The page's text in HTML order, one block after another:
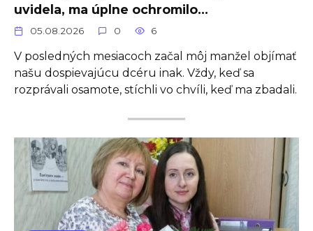
uvidela, ma úplne ochromilo…
05.08.2026 0 6
V posledných mesiacoch začal môj manžel objímať
našu dospievajúcu dcéru inak. Vždy, keď sa
rozprávali osamote, stíchli vo chvíli, keď ma zbadali.